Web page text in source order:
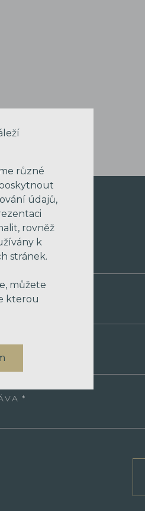
různé
údajů,
rovněž
k
stránek.
můžete
kterou